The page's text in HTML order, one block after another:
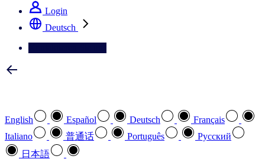
Login
Deutsch
English Español Deutsch
Français
Italiano
普通话 Português
Pусский
日本語